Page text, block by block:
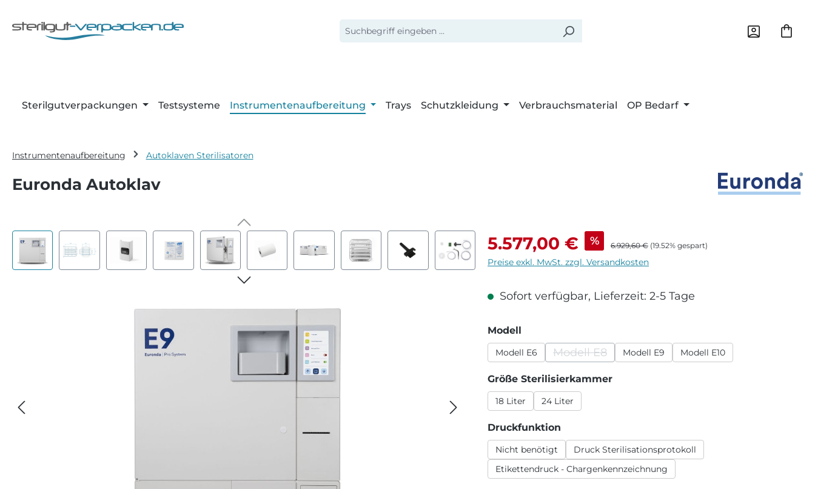
Sterilgutverpackungen Testsysteme Instrumentenaufbereitung Trays Schutzkleidung Verbrauchsmaterial OP Bedarf
Instrumentenaufbereitung Autoklaven Sterilisatoren
Euronda Autoklav
Bildergalerie überspringen Verkaufspreis:
5.577,00 € % Regulärer Preis:
6.929,60 € (19.52% gespart)
Preise exkl. MwSt. zzgl. Versandkosten
Sofort verfügbar, Lieferzeit: 2-5 Tage
Modell
Modell E6 Modell E8
(Diese Option ist zurzeit nicht verfügbar.)
Modell E9 Modell E10
Größe Sterilisierkammerauswählen
18 Liter 24 Liter
Druckfunktion
Nicht benötigt
Druck Sterilisationsprotokoll
Etikettendruck - Chargenkennzeichnung